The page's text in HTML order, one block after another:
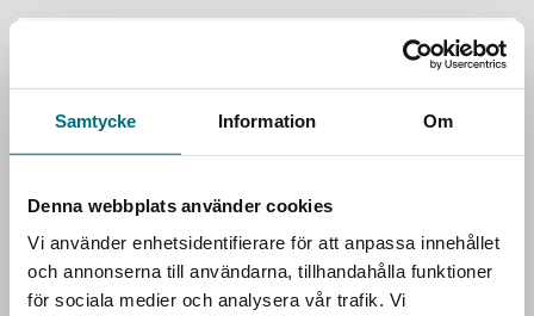
Samtycke Information Om
Denna webbplats använder cookies
Vi använder enhetsidentifierare för att anpassa innehållet
och annonserna till användarna, tillhandahålla funktioner
för sociala medier och analysera vår trafik. Vi